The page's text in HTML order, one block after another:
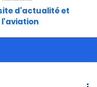
site d'actualité et
l'aviation